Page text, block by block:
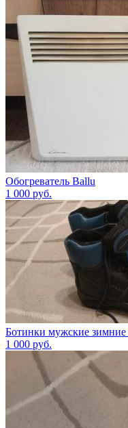
Обогреватель Ballu
1 000 руб.
Ботинки мужские
1 000 руб.